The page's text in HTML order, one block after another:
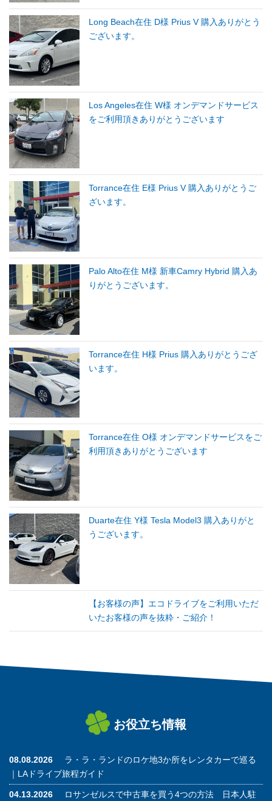
Long Beach在住 D様 Prius V 購入ありがとう
ございます。
Los Angeles在住 W様 オンデマンドサービス
をご利用頂きありがとうございます
Torrance在住 E様 Prius V 購入ありがとうご
ざいます。
Palo Alto在住 M様 新車Camry Hybrid 購入あ
りがとうございます。
Torrance在住 H様 Prius 購入ありがとうござ
います。
Torrance在住 O様 オンデマンドサービスをご
利用頂きありがとうございます
Duarte在住 Y様 Tesla Model3 購入ありがと
うございます。
【お客様の声】エコドライブをご利用いただ
いたお客様の声を抜粋・ご紹介！
お役立ち情報
08.08.2026
ラ・ラ・ランドのロケ地3か所をレンタカーで巡る
｜LAドライブ旅程ガイド
04.13.2026
ロサンゼルスで中古車を買う4つの方法 日本人駐